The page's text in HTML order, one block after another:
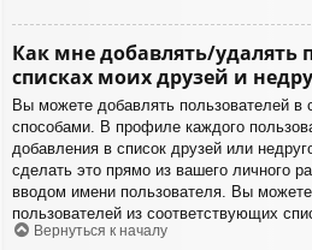
Как мне добавлять/удалять
списках моих друзей и
Вы можете добавлять пользователей в
способами. В профиле каждого
добавления в список друзей или
сделать это прямо из вашего личного
вводом имени пользователя. Вы
пользователей из соответствующих
Вернуться к началу